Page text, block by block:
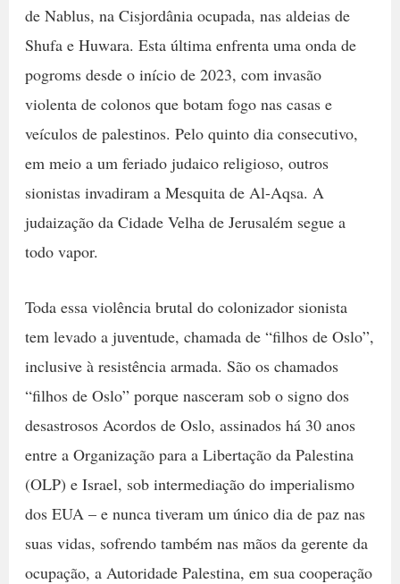
de Nablus, na Cisjordânia ocupada, nas aldeias de
Shufa e Huwara. Esta última enfrenta uma onda de
pogroms desde o início de 2023, com invasão
violenta de colonos que botam fogo nas casas e
veículos de palestinos. Pelo quinto dia consecutivo,
em meio a um feriado judaico religioso, outros
sionistas invadiram a Mesquita de Al-Aqsa. A
judaização da Cidade Velha de Jerusalém segue a
todo vapor.
Toda essa violência brutal do colonizador sionista
tem levado a juventude, chamada de “filhos de Oslo”,
inclusive à resistência armada. São os chamados
“filhos de Oslo” porque nasceram sob o signo dos
desastrosos Acordos de Oslo, assinados há 30 anos
entre a Organização para a Libertação da Palestina
(OLP) e Israel, sob intermediação do imperialismo
dos EUA – e nunca tiveram um único dia de paz nas
suas vidas, sofrendo também nas mãos da gerente da
ocupação, a Autoridade Palestina, em sua cooperação